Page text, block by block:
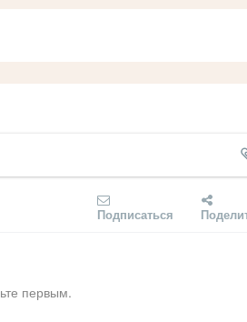
Подписаться
первым.